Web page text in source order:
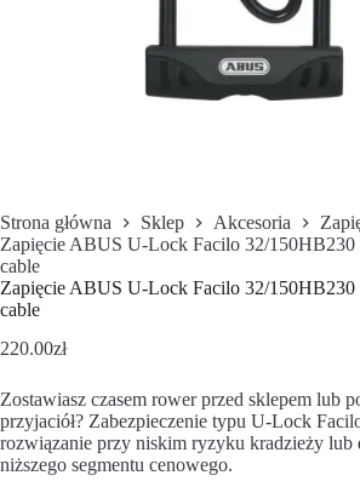
Strona główna Sklep Akcesoria
Zapięcie ABUS U-Lock Facilo 32/150HB230
cable
Zapięcie ABUS U-Lock Facilo 32/150HB230
cable
220.00zł
Zostawiasz czasem rower przed sklepem lub
przyjaciół? Zabezpieczenie typu U-Lock
rozwiązanie przy niskim ryzyku kradzieży lub
niższego segmentu cenowego.